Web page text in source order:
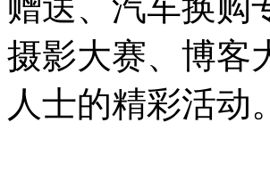
摄影大赛、博客
人士的精彩活动。